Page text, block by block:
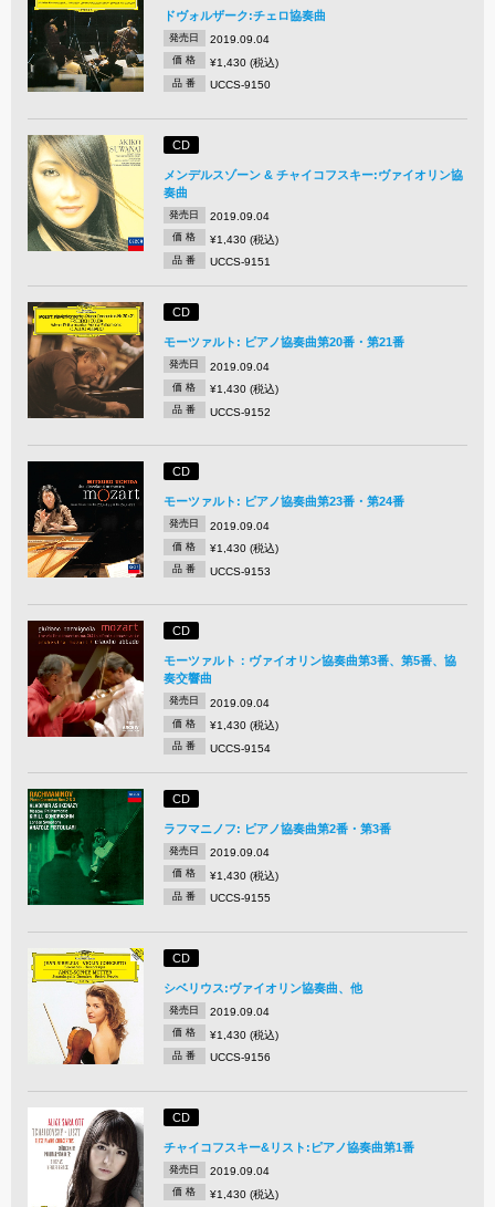
ドヴォルザーク:チェロ協奏曲
発売日 2019.09.04
価 格 ¥1,430 (税込)
品 番 UCCS-9150
CD
メンデルスゾーン & チャイコフスキー:ヴァイオリン協
奏曲
発売日 2019.09.04
価 格 ¥1,430 (税込)
品 番 UCCS-9151
CD
モーツァルト: ピアノ協奏曲第20番・第21番
発売日 2019.09.04
価 格 ¥1,430 (税込)
品 番 UCCS-9152
CD
モーツァルト: ピアノ協奏曲第23番・第24番
発売日 2019.09.04
価 格 ¥1,430 (税込)
品 番 UCCS-9153
CD
モーツァルト：ヴァイオリン協奏曲第3番、第5番、協
奏交響曲
発売日 2019.09.04
価 格 ¥1,430 (税込)
品 番 UCCS-9154
CD
ラフマニノフ: ピアノ協奏曲第2番・第3番
発売日 2019.09.04
価 格 ¥1,430 (税込)
品 番 UCCS-9155
CD
シベリウス:ヴァイオリン協奏曲、他
発売日 2019.09.04
価 格 ¥1,430 (税込)
品 番 UCCS-9156
CD
チャイコフスキー&リスト:ピアノ協奏曲第1番
発売日 2019.09.04
価 格 ¥1,430 (税込)